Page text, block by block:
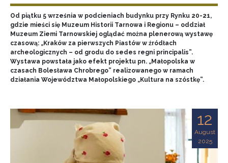
Od piątku 5 września w podcieniach budynku przy Rynku 20-21,
gdzie mieści się Muzeum Historii Tarnowa i Regionu – oddział
Muzeum Ziemi Tarnowskiej oglądać można plenerową wystawę
czasową: „Kraków za pierwszych Piastów w źródłach
archeologicznych – od grodu do sedes regni principalis”.
Wystawa powstała jako efekt projektu pn. „Małopolska w
czasach Bolesława Chrobrego” realizowanego w ramach
działania Województwa Małopolskiego „Kultura na szóstkę”.
12
August
2025